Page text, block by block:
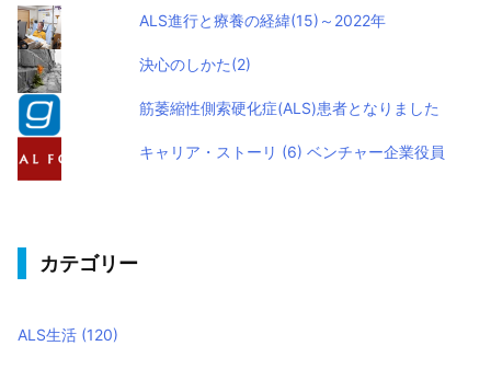
ALS進行と療養の経緯(15)～2022年
決心のしかた(2)
筋萎縮性側索硬化症(ALS)患者となりました
キャリア・ストーリ (6) ベンチャー企業役員
カテゴリー
ALS生活 (120)